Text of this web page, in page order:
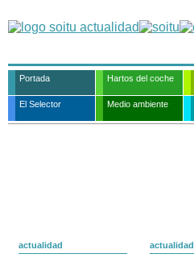
Portada Hartos del coche
El Selector Medio ambiente
actualidad
actualidad